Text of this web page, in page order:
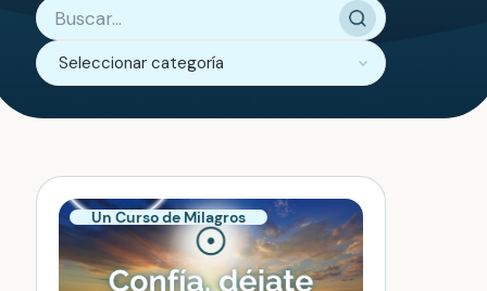
Un Curso de Milagros